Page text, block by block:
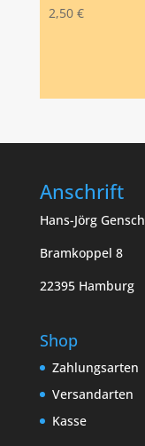
2,50 €
Anschrift
Hans-Jörg Gensch
Bramkoppel 8
22395 Hamburg
Shop
Zahlungsarten
Versandarten
Kasse